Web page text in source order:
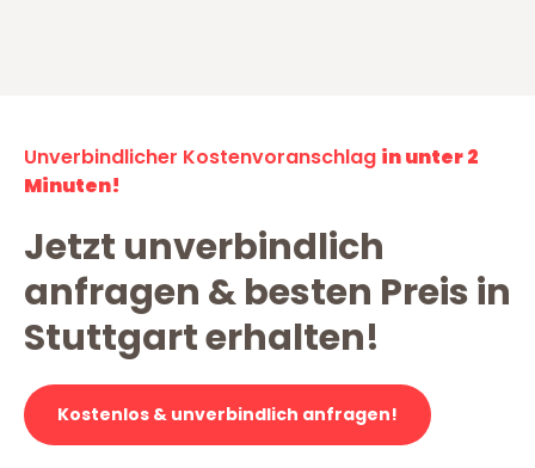
Unverbindlicher Kostenvoranschlag in unter 2
Minuten!
Jetzt unverbindlich
anfragen & besten Preis in
Stuttgart erhalten!
Kostenlos & unverbindlich anfragen!